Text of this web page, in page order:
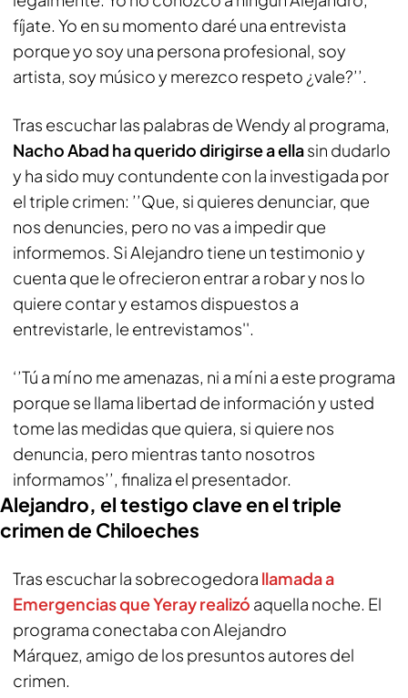
fíjate. Yo en su momento daré una entrevista
porque yo soy una persona profesional, soy
artista, soy músico y merezco respeto ¿vale?’’.
Tras escuchar las palabras de Wendy al programa,
Nacho Abad ha querido dirigirse a ellasin dudarlo
y ha sido muy contundente con la investigada por
el triple crimen: ’’Que, si quieres denunciar, que
nos denuncies, pero no vas a impedir que
informemos. Si Alejandro tiene un testimonio y
cuenta que le ofrecieron entrar a robar y nos lo
quiere contar y estamos dispuestos a
entrevistarle, le entrevistamos''.
‘’Tú a mí no me amenazas, ni a mí ni a este programa
porque se llama libertad de información y usted
tome las medidas que quiera, si quiere nos
denuncia, pero mientras tanto nosotros
informamos’’, finaliza el presentador.
Alejandro, el testigo clave en el triple
crimen de Chiloeches
Tras escuchar la sobrecogedora llamada a
Emergencias que Yeray realizó aquella noche. El
programa conectaba con Alejandro
Márquez, amigo de los presuntos autores del
crimen.